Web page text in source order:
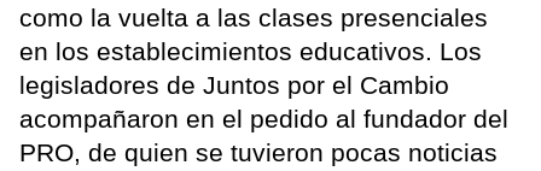
como la vuelta a las clases presenciales
en los establecimientos educativos. Los
legisladores de Juntos por el Cambio
acompañaron en el pedido al fundador del
PRO, de quien se tuvieron pocas noticias